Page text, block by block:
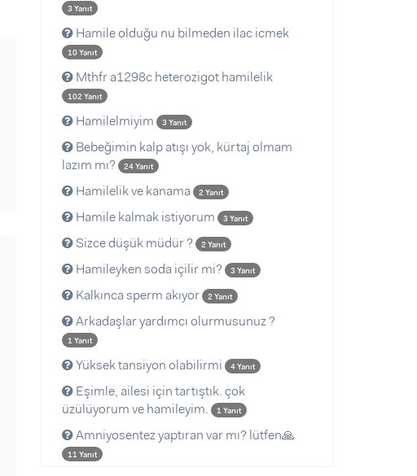
3 Yanıt
Hamile olduğu nu bilmeden ilac icmek
10 Yanıt
Mthfr a1298c heterozigot hamilelik
102 Yanıt
Hamilelmiyim 3 Yanıt
Bebeğimin kalp atışı yok, kürtaj olmam
lazım mı?
24 Yanıt
Hamilelik ve kanama 2 Yanıt
Hamile kalmak istiyorum 3 Yanıt
Sizce düşük müdür ? 2 Yanıt
Hamileyken soda içilir mi? 3 Yanıt
Kalkınca sperm akıyor 2 Yanıt
Arkadaşlar yardımcı olurmusunuz ?
1 Yanıt
Yüksek tansiyon olabilirmi 4 Yanıt
Eşimle, ailesi için tartıştık. çok
üzülüyorum ve hamileyim.
1 Yanıt
Amniyosentez yaptıran var mı? lütfen🙏
11 Yanıt